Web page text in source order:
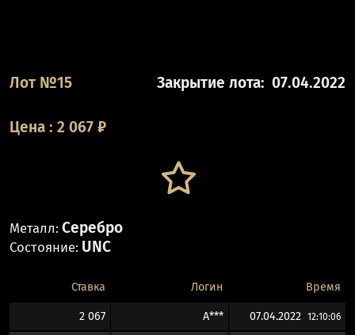
Лот №15 Закрытие лота: 07.04.2022
Цена : 2 067 ₽
Металл: Серебро
Состояние: UNC
Ставка Логин Время
2 067 A*** 07.04.2022 12:10:06